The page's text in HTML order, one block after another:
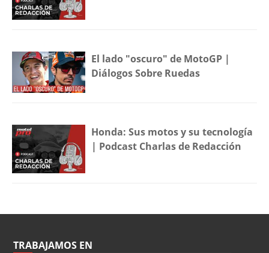
El lado "oscuro" de MotoGP |
Diálogos Sobre Ruedas
Honda: Sus motos y su tecnología
| Podcast Charlas de Redacción
TRABAJAMOS EN